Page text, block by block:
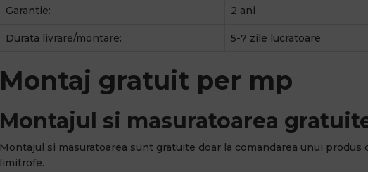
Garantie: 2 ani
Durata livrare/montare: 5-7 zile lucratoare
Montaj gratuit per mp
Montajul si masuratoarea
Montajul si masuratoarea sunt gratuite doar la comandarea unui
limitrofe.